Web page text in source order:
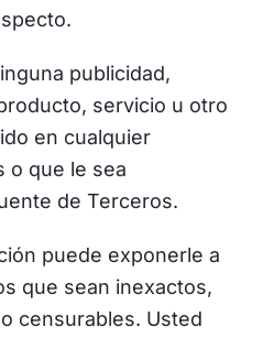
publicidad,
servicio u otro
en cualquier
o que le sea
de Terceros.
puede exponerle a
que sean inexactos,
censurables. Usted